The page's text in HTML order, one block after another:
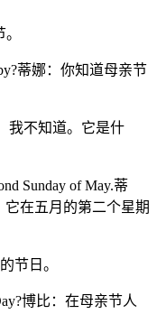
蒂娜：你知道母亲节
我不知道。它是什
Sunday of May.蒂
在五月的第二个星期
节日。
博比：在母亲节人